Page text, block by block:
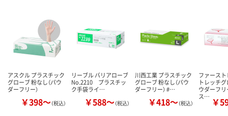
アスクル プラスチック
グローブ 粉なし（パウ
ダーフリー）
￥398～（税込）
リーブル バリアローブ
No.2210 プラスチッ
ク手袋ライ…
￥588～（税込）
川西工業 プラスチック
グローブ 粉なし（パウ
ダーフリー） #…
￥418～（税込）
ファース
トレッチ
ウダーフ
ス… ￥